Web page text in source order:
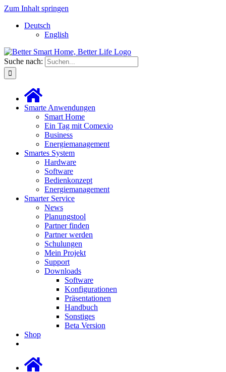
Zum Inhalt springen
Deutsch
English
Suche nach:
Smarte Anwendungen
Smart Home
Ein Tag mit Comexio
Business
Energiemanagement
Smartes System
Hardware
Software
Bedienkonzept
Energiemanagement
Smarter Service
News
Planungstool
Partner finden
Partner werden
Schulungen
Mein Projekt
Support
Downloads
Software
Konfigurationen
Präsentationen
Handbuch
Sonstiges
Beta Version
Shop